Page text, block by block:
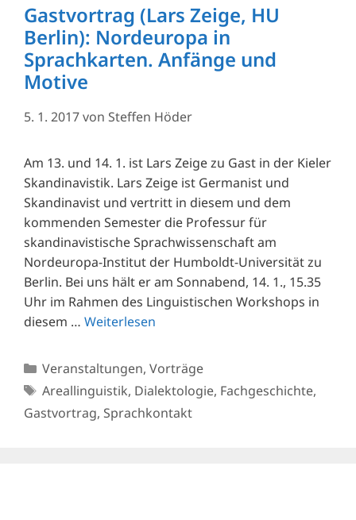
Gastvortrag (Lars Zeige, HU
Berlin): Nordeuropa in
Sprachkarten. Anfänge und
Motive
5. 1. 2017von Steffen Höder
Am 13. und 14. 1. ist Lars Zeige zu Gast in der Kieler
Skandinavistik. Lars Zeige ist Germanist und
Skandinavist und vertritt in diesem und dem
kommenden Semester die Professur für
skandinavistische Sprachwissenschaft am
Nordeuropa-Institut der Humboldt-Universität zu
Berlin. Bei uns hält er am Sonnabend, 14. 1., 15.35
Uhr im Rahmen des Linguistischen Workshops in
diesem … Weiterlesen
Kategorien
Veranstaltungen, Vorträge
Schlagwörter
Areallinguistik, Dialektologie, Fachgeschichte,
Gastvortrag, Sprachkontakt